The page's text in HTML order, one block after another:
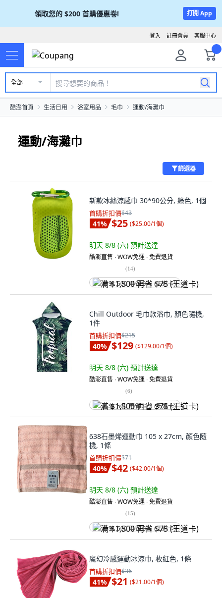
領取您的 $200 首購優惠卷! 打開 App
客服中心
註冊會員
登入
全部
酷澎首頁 生活日用 浴室用品 毛巾 運動/海灘巾
運動/海灘巾
篩選器
新款冰絲涼感巾 30*90公分, 綠色, 1個
首購折扣價$43
41% $25 ($25.00/1個)
明天 8/8 (六) 預計送達
酷澎直售 ∙ WOW免運 ∙ 免費退貨
(14)
满 $1,500 再省 $75 (王道卡)
Chill Outdoor 毛巾款浴巾, 顏色隨機,
1件
首購折扣價$215
40% $129 ($129.00/1個)
明天 8/8 (六) 預計送達
酷澎直售 ∙ WOW免運 ∙ 免費退貨
(6)
满 $1,500 再省 $75 (王道卡)
638石墨烯運動巾 105 x 27cm, 顏色隨
機, 1條
首購折扣價$71
40% $42 ($42.00/1個)
明天 8/8 (六) 預計送達
酷澎直售 ∙ WOW免運 ∙ 免費退貨
(15)
满 $1,500 再省 $75 (王道卡)
魔幻冷感運動冰涼巾, 枚紅色, 1條
首購折扣價$36
41% $21 ($21.00/1個)